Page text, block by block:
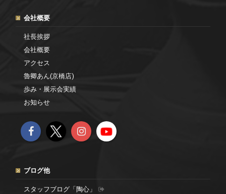
会社概要
社長挨拶
会社概要
アクセス
魯卿あん(京橋店)
歩み・展示会実績
お知らせ
ブログ他
スタッフブログ「陶心」